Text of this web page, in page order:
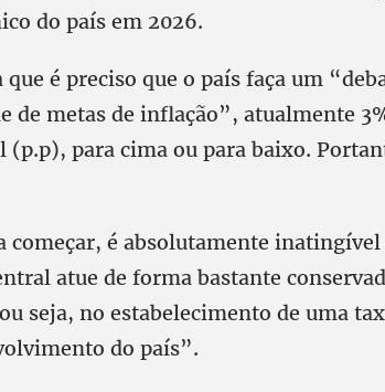
do país em 2026.
é preciso que o país faça um
de metas de inflação”, atualmente
(p.p), para cima ou para baixo.
começar, é absolutamente
atue de forma bastante
seja, no estabelecimento de uma
do país”.